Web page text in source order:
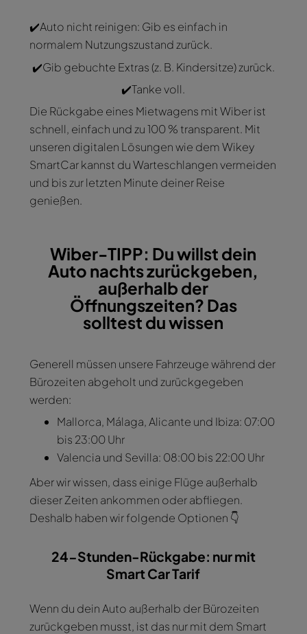
✔️Auto nicht reinigen: Gib es einfach in
normalem Nutzungszustand zurück.
✔️Gib gebuchte Extras (z. B. Kindersitze) zurück.
✔️Tanke voll.
Die Rückgabe eines Mietwagens mit Wiber ist
schnell, einfach und zu 100 % transparent. Mit
unseren digitalen Lösungen wie dem Wikey
SmartCar kannst du Warteschlangen vermeiden
und bis zur letzten Minute deiner Reise
genießen.
Wiber-TIPP: Du willst dein
Auto nachts zurückgeben,
außerhalb der
Öffnungszeiten? Das
solltest du wissen
Generell müssen unsere Fahrzeuge während der
Bürozeiten abgeholt und zurückgegeben
werden:
Mallorca, Málaga, Alicante und Ibiza: 07:00
bis 23:00 Uhr
Valencia und Sevilla: 08:00 bis 22:00 Uhr
Aber wir wissen, dass einige Flüge außerhalb
dieser Zeiten ankommen oder abfliegen.
Deshalb haben wir folgende Optionen 👇
24-Stunden-Rückgabe: nur mit
Smart Car Tarif
Wenn du dein Auto außerhalb der Bürozeiten
zurückgeben musst, ist das nur mit dem Smart